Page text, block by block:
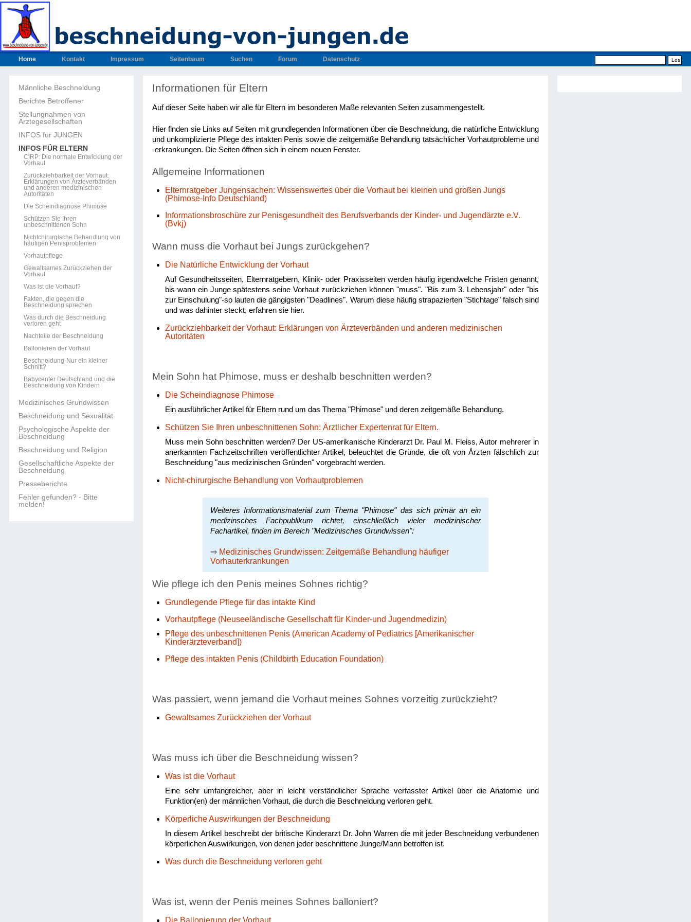
Home Kontakt Impressum Seitenbaum Suchen Forum Datenschutz
Männliche Beschneidung
Berichte Betroffener
Stellungnahmen von
Ärztegesellschaften
INFOS für JUNGEN
INFOS FÜR ELTERN
CIRP: Die normale Entwicklung der
Vorhaut
Zurückziehbarkeit der Vorhaut:
Erklärungen von Ärzteverbänden
und anderen medizinischen
Autoritäten
Die Scheindiagnose Phimose
Schützen Sie Ihren
unbeschnittenen Sohn
Nichtchirurgische Behandlung von
häufigen Penisproblemen
Vorhautpflege
Gewaltsames Zurückziehen der
Vorhaut
Was ist die Vorhaut?
Fakten, die gegen die
Beschneidung sprechen
Was durch die Beschneidung
verloren geht
Nachteile der Beschneidung
Ballonieren der Vorhaut
Beschneidung-Nur ein kleiner
Schnitt?
Babycenter Deutschland und die
Beschneidung von Kindern
Medizinisches Grundwissen
Beschneidung und Sexualität
Psychologische Aspekte der
Beschneidung
Beschneidung und Religion
Gesellschaftliche Aspekte der
Beschneidung
Presseberichte
Fehler gefunden? - Bitte
melden!
Informationen für Eltern
Auf dieser Seite haben wir alle für Eltern im besonderen Maße relevanten Seiten zusammengestellt.
Hier finden sie Links auf Seiten mit grundlegenden Informationen über die Beschneidung, die natürliche Entwicklung
und unkomplizierte Pflege des intakten Penis sowie die zeitgemäße Behandlung tatsächlicher Vorhautprobleme und
-erkrankungen. Die Seiten öffnen sich in einem neuen Fenster.
Allgemeine Informationen
Elternratgeber Jungensachen: Wissenswertes über die Vorhaut bei kleinen und großen Jungs
(Phimose-Info Deutschland)
Informationsbroschüre zur Penisgesundheit des Berufsverbands der Kinder- und Jugendärzte e.V.
(Bvkj)
Wann muss die Vorhaut bei Jungs zurückgehen?
Die Natürliche Entwicklung der Vorhaut
Auf Gesundheitsseiten, Elternratgebern, Klinik- oder Praxisseiten werden häufig irgendwelche Fristen genannt,
bis wann ein Junge spätestens seine Vorhaut zurückziehen können "muss". "Bis zum 3. Lebensjahr" oder "bis
zur Einschulung"-so lauten die gängigsten "Deadlines". Warum diese häufig strapazierten "Stichtage" falsch sind
und was dahinter steckt, erfahren sie hier.
Zurückziehbarkeit der Vorhaut: Erklärungen von Ärzteverbänden und anderen medizinischen
Autoritäten
Mein Sohn hat Phimose, muss er deshalb beschnitten werden?
Die Scheindiagnose Phimose
Ein ausführlicher Artikel für Eltern rund um das Thema "Phimose" und deren zeitgemäße Behandlung.
Schützen Sie Ihren unbeschnittenen Sohn: Ärztlicher Expertenrat für Eltern.
Muss mein Sohn beschnitten werden? Der US-amerikanische Kinderarzt Dr. Paul M. Fleiss, Autor mehrerer in
anerkannten Fachzeitschriften veröffentlichter Artikel, beleuchtet die Gründe, die oft von Ärzten fälschlich zur
Beschneidung "aus medizinischen Gründen" vorgebracht werden.
Nicht-chirurgische Behandlung von Vorhautproblemen
Weiteres Informationsmaterial zum Thema "Phimose" das sich primär an ein
medizinsches Fachpublikum richtet, einschließlich vieler medizinischer
Fachartikel, finden im Bereich "Medizinisches Grundwissen":
⇒ Medizinisches Grundwissen: Zeitgemäße Behandlung häufiger
Vorhauterkrankungen
Wie pflege ich den Penis meines Sohnes richtig?
Grundlegende Pflege für das intakte Kind
Vorhautpflege (Neuseeländische Gesellschaft für Kinder-und Jugendmedizin)
Pflege des unbeschnittenen Penis (American Academy of Pediatrics [Amerikanischer
Kinderärzteverband])
Pflege des intakten Penis (Childbirth Education Foundation)
Was passiert, wenn jemand die Vorhaut meines Sohnes vorzeitig zurückzieht?
Gewaltsames Zurückziehen der Vorhaut
Was muss ich über die Beschneidung wissen?
Was ist die Vorhaut
Eine sehr umfangreicher, aber in leicht verständlicher Sprache verfasster Artikel über die Anatomie und
Funktion(en) der männlichen Vorhaut, die durch die Beschneidung verloren geht.
Körperliche Auswirkungen der Beschneidung
In diesem Artikel beschreibt der britische Kinderarzt Dr. John Warren die mit jeder Beschneidung verbundenen
körperlichen Auswirkungen, von denen jeder beschnittene Junge/Mann betroffen ist.
Was durch die Beschneidung verloren geht
Was ist, wenn der Penis meines Sohnes balloniert?